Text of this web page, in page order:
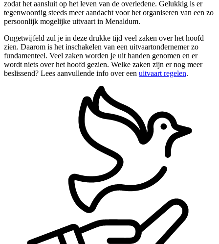
zodat het aansluit op het leven van de overledene. Gelukkig is er
tegenwoordig steeds meer aandacht voor het organiseren van een zo
persoonlijk mogelijke uitvaart in Menaldum.
Ongetwijfeld zul je in deze drukke tijd veel zaken over het hoofd
zien. Daarom is het inschakelen van een uitvaartondernemer zo
fundamenteel. Veel zaken worden je uit handen genomen en er
wordt niets over het hoofd gezien. Welke zaken zijn er nog meer
beslissend? Lees aanvullende info over een uitvaart regelen.